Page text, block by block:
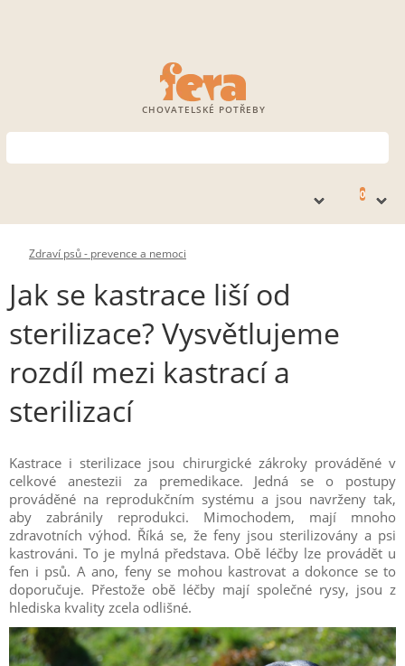
CHOVATELSKÉ POTŘEBY
0
Zdraví psů - prevence a nemoci
Jak se kastrace liší od
sterilizace? Vysvětlujeme
rozdíl mezi kastrací a
sterilizací
Kastrace i sterilizace jsou chirurgické zákroky prováděné v
celkové anestezii za premedikace. Jedná se o postupy
prováděné na reprodukčním systému a jsou navrženy tak,
aby zabránily reprodukci. Mimochodem, mají mnoho
zdravotních výhod. Říká se, že feny jsou sterilizovány a psi
kastrováni. To je mylná představa. Obě léčby lze provádět u
fen i psů. A ano, feny se mohou kastrovat a dokonce se to
doporučuje. Přestože obě léčby mají společné rysy, jsou z
hlediska kvality zcela odlišné.